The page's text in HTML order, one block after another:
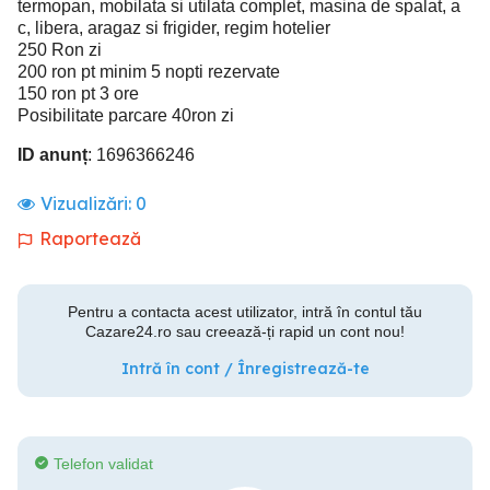
termopan, mobilata si utilata complet, masina de spalat, a
c, libera, aragaz si frigider, regim hotelier
250 Ron zi
200 ron pt minim 5 nopti rezervate
150 ron pt 3 ore
Posibilitate parcare 40ron zi
ID anunț: 1696366246
Vizualizări: 0
Raportează
Pentru a contacta acest utilizator, intră în contul tău
Cazare24.ro sau creează-ți rapid un cont nou!
Intră în cont / Înregistrează-te
Telefon validat